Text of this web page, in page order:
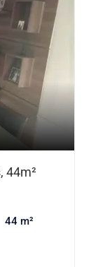
44m²
44 m²